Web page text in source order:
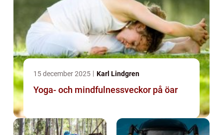
15 december 2025 Karl Lindgren
Yoga- och mindfulnessveckor på öar